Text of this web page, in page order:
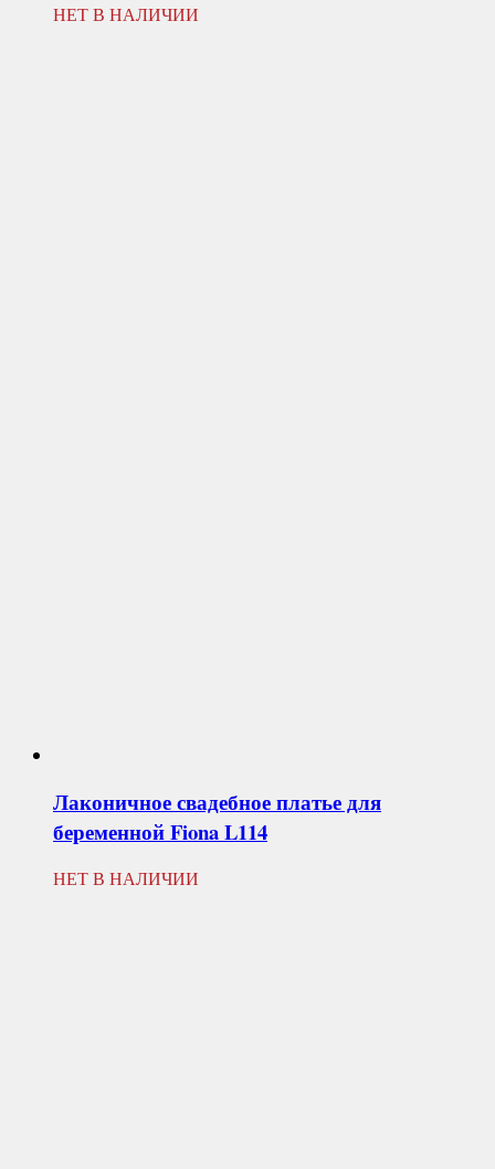
НЕТ В НАЛИЧИИ
Лаконичное свадебное платье для
беременнойFiona L114
НЕТ В НАЛИЧИИ